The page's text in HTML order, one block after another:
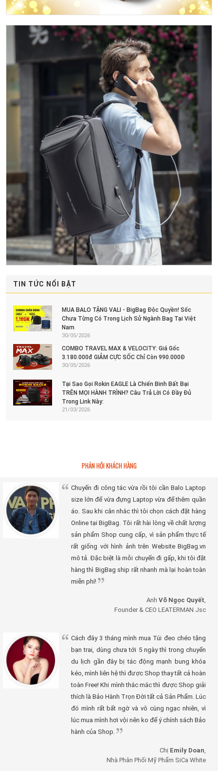
TIN TỨC NỔI BẬT
MUA BALO TẶNG VALI - BigBag Độc Quyền! Sốc
Chưa Từng Có Trong Lịch Sử Ngành Bag Tại Việt
Nam
30/05/2026
COMBO TRAVEL MAX & VELOCITY: Giá Gốc
3.180.000đ GIẢM CỰC SỐC Chỉ Còn 990.000Đ
30/05/2026
Tại Sao Gọi Rokin EAGLE Là Chiến Binh Bất Bại
TRÊN MỌI HÀNH TRÌNH? Câu Trả Lời Có Đầy Đủ
Trong Link Này:
21/03/2026
PHẢN HỒI KHÁCH HÀNG
Chuyến đi công tác vừa rồi tôi cần Balo Laptop
size lớn để vừa đựng Laptop vừa để thêm quần
áo. Sau khi cân nhắc thì tôi chọn cách đặt hàng
Online tại BigBag. Tôi rất hài lòng về chất lượng
sản phẩm Shop cung cấp, vì sản phẩm thực tế
rất giống với hình ảnh trên Website BigBag.vn
mô tả. Đặc biệt là mỗi chuyến đi gấp, khi tôi đặt
hàng thì BigBag ship rất nhanh mà lại hoàn toàn
miễn phí!
Anh Võ Ngọc Quyết,
Founder & CEO LEATERMAN Jsc
Cách đây 3 tháng mình mua Túi đeo chéo tặng
bạn trai, dùng chưa tới 5 ngày thì trong chuyến
du lịch gần đây bị tác động mạnh bung khóa
kéo, mình liên hệ thì được Shop thay tất cả hoàn
toàn Free! Khi mình thắc mắc thì được Shop giải
thích là Bảo Hành Trọn Đời tất cả Sản Phẩm. Lúc
đó mình rất bất ngờ và vô cùng ngạc nhiên, vì
lúc mua mình hơi vội nên ko để ý chính sách Bảo
hành của Shop.
Chị Emily Doan,
Nhà Phân Phối Mỹ Phẩm SiCa White